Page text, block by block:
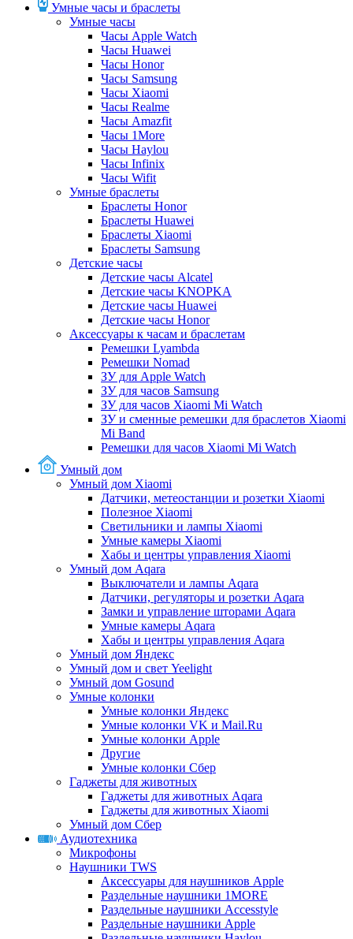
Умные часы и браслеты
Умные часы
Часы Apple Watch
Часы Huawei
Часы Honor
Часы Samsung
Часы Xiaomi
Часы Realme
Часы Amazfit
Часы 1More
Часы Haylou
Часы Infinix
Часы Wifit
Умные браслеты
Браслеты Honor
Браслеты Huawei
Браслеты Xiaomi
Браслеты Samsung
Детские часы
Детские часы Alcatel
Детские часы KNOPKA
Детские часы Huawei
Детские часы Honor
Аксессуары к часам и браслетам
Ремешки Lyambda
Ремешки Nomad
ЗУ для Apple Watch
ЗУ для часов Samsung
ЗУ для часов Xiaomi Mi Watch
ЗУ и сменные ремешки для браслетов Xiaomi
Mi Band
Ремешки для часов Xiaomi Mi Watch
Умный дом
Умный дом Xiaomi
Датчики, метеостанции и розетки Xiaomi
Полезное Xiaomi
Светильники и лампы Xiaomi
Умные камеры Xiaomi
Хабы и центры управления Xiaomi
Умный дом Aqara
Выключатели и лампы Aqara
Датчики, регуляторы и розетки Aqara
Замки и управление шторами Aqara
Умные камеры Aqara
Хабы и центры управления Aqara
Умный дом Яндекс
Умный дом и свет Yeelight
Умный дом Gosund
Умные колонки
Умные колонки Яндекс
Умные колонки VK и Mail.Ru
Умные колонки Apple
Другие
Умные колонки Сбер
Гаджеты для животных
Гаджеты для животных Aqara
Гаджеты для животных Xiaomi
Умный дом Сбер
Аудиотехника
Микрофоны
Наушники TWS
Аксессуары для наушников Apple
Раздельные наушники 1MORE
Раздельные наушники Accesstyle
Раздельные наушники Apple